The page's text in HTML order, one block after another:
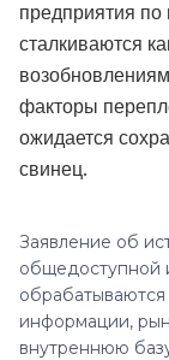
предприятия по
сталкиваются
факторы
ожидается
свинец.
Заявление об
общедоступной
информации,
внутреннюю